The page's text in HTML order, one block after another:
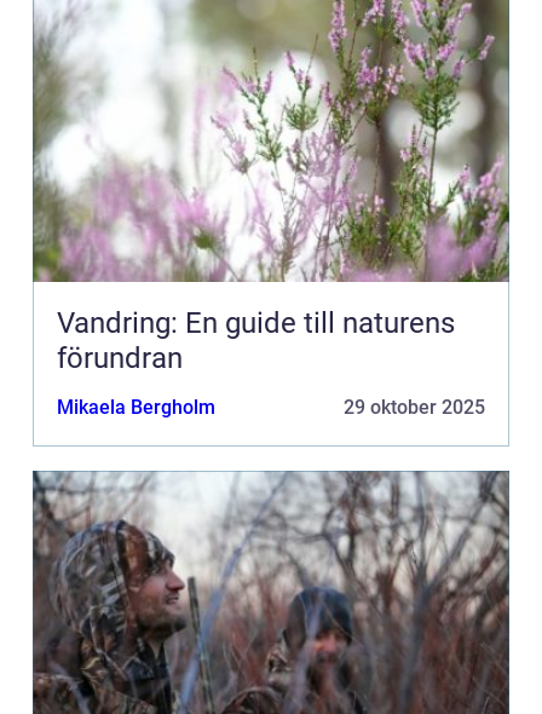
Vandring: En guide till naturens
förundran
Mikaela Bergholm 29 oktober 2025